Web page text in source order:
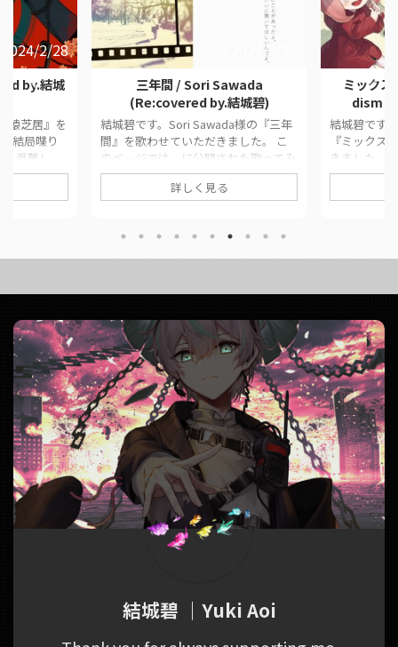
2024/2/28
by.結城
猿芝居』を
結局喋り
番難し
開された
結城碧)
2024/9/27
三年間 / Sori Sawada
(Re:covered by.結城碧)
結城碧です。Sori Sawada様の『三年
間』を歌わせていただきました。 こ
のページでは、に公開された歌ってみ
た動画の情報や公式リンクをまとめて
います。 ■ 作品情報 Original三年間 /
Sawada (Re:covered by.結城碧)
https://twitter.com/panda__aoi/stat
https://www.youtube.c ...
詳しく見る
ミック
dism
結城碧です
『ミックス
きました。
した歌って
動画リンク
https://
結城碧 ｜Yuki Aoi